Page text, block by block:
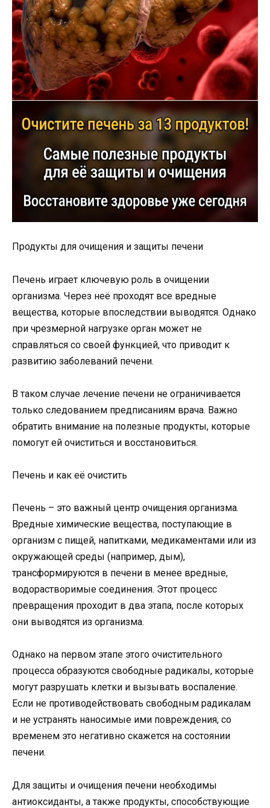
Продукты для очищения и защиты печени
Печень играет ключевую роль в очищении
организма. Через неё проходят все вредные
вещества, которые впоследствии выводятся. Однако
при чрезмерной нагрузке орган может не
справляться со своей функцией, что приводит к
развитию заболеваний печени.
В таком случае лечение печени не ограничивается
только следованием предписаниям врача. Важно
обратить внимание на полезные продукты, которые
помогут ей очиститься и восстановиться.
Печень и как её очистить
Печень – это важный центр очищения организма.
Вредные химические вещества, поступающие в
организм с пищей, напитками, медикаментами или из
окружающей среды (например, дым),
трансформируются в печени в менее вредные,
водорастворимые соединения. Этот процесс
превращения проходит в два этапа, после которых
они выводятся из организма.
Однако на первом этапе этого очистительного
процесса образуются свободные радикалы, которые
могут разрушать клетки и вызывать воспаление.
Если не противодействовать свободным радикалам
и не устранять наносимые ими повреждения, со
временем это негативно скажется на состоянии
печени.
Для защиты и очищения печени необходимы
антиоксиданты, а также продукты, способствующие